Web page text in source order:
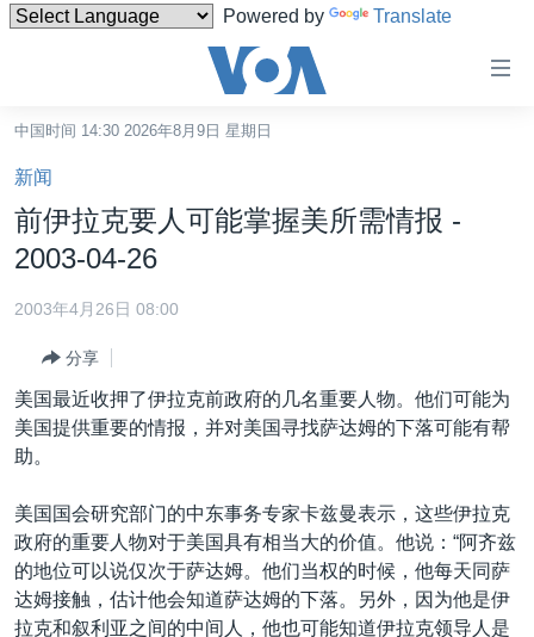
Powered by Translate
碍
链
接
转
内
转
到
导
跳
转
到
检
中国
国际
最新国际新闻
印太
欧洲
非洲
美洲
分类新闻
经济·金融·贸易
人权·法律·宗教
科教·文娱·体健
军事
劳工
美中关系
热点专题
白宫要闻
国会报道
美中关系
VOA视频
VOA今日焦点
中文广播
中国时间 14:30 2026年8月9日 星期日
新闻
前伊拉克要人可能掌握美所需情报 -
2003-04-26
2003年4月26日 08:00
分享
美国最近收押了伊拉克前政府的几名重要人物。他们可能为
美国提供重要的情报，并对美国寻找萨达姆的下落可能有帮
助。
美国国会研究部门的中东事务专家卡兹曼表示，这些伊拉克
政府的重要人物对于美国具有相当大的价值。他说：“阿齐兹
的地位可以说仅次于萨达姆。他们当权的时候，他每天同萨
达姆接触，估计他会知道萨达姆的下落。另外，因为他是伊
拉克和叙利亚之间的中间人，他也可能知道伊拉克领导人是